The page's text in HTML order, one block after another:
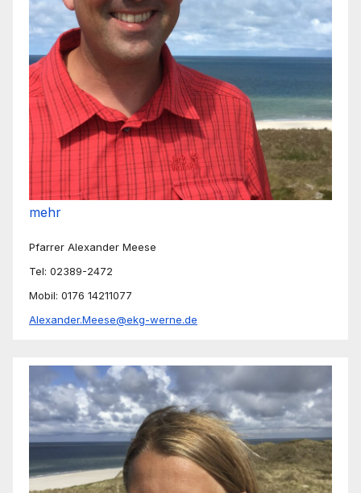
mehr
Pfarrer Alexander Meese
Tel: 02389-2472
Mobil: 0176 14211077
Alexander.Meese@ekg-werne.de